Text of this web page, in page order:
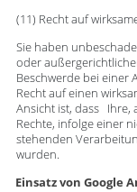
(11) Recht auf
Sie haben
oder
Beschwerde bei einer
Recht auf einen
Ansicht ist, dass Ihre,
Rechte, infolge einer
stehenden
wurden.
Einsatz von Google